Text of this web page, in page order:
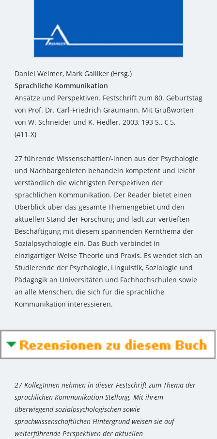
Daniel Weimer, Mark Galliker (Hrsg.)
Sprachliche Kommunikation
Ansätze und Perspektiven. Festschrift zum 80. Geburtstag
von Prof. Dr. Carl-Friedrich Graumann. Mit Grußworten
von W. Schneider und K. Fiedler. 2003, 193 S., € 5,-
(411-X)
27 führende Wissenschaftler/-innen aus der Psychologie
und Nachbargebieten behandeln kompetent und leicht
verständlich die wichtigsten Perspektiven der
sprachlichen Kommunikation. Der Reader bietet einen
Überblick über das gesamte Themengebiet und den
aktuellen Stand der Forschung und lädt zur vertieften
Beschäftigung mit diesem spannenden Kernthema der
Sozialpsychologie ein. Das Buch verbindet in
einzigartiger Weise Theorie und Praxis. Es wendet sich an
Studierende der Psychologie, Linguistik, Soziologie und
Pädagogik an Universitäten und Fachhochschulen sowie
an alle Menschen, die sich für die sprachliche
Kommunikation interessieren.
27 KollegInnen nehmen in dieser Festschrift zum Thema der
sprachlichen Kommunikation Stellung. Mit ihrem
überwiegend sozialpsychologischen sowie
sprachwissenschaftlichen Hintergrund weisen sie auf
weiterführende Perspektiven der aktuellen